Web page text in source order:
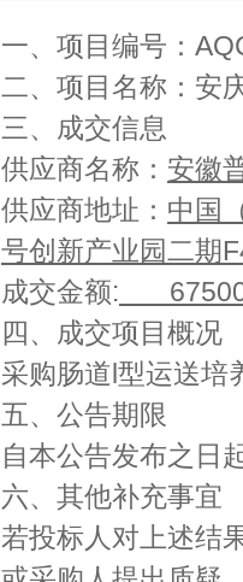
一、项目编号：
二、项目名称：安
三、成交信息
供应商名称： 安徽
供应商地址： 中国
号创新产业园二期
成交金额:
四、成交项目概况
采购肠道l型运送培
五、公告期限
自本公告发布之日
六、其他补充事宜
若投标人对上述结